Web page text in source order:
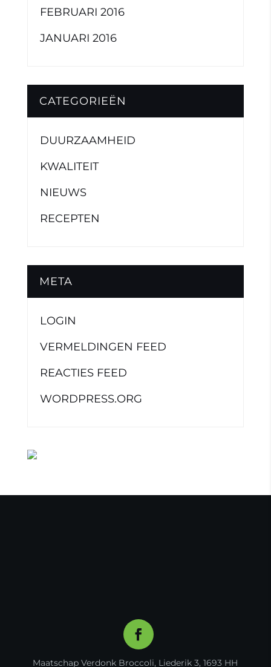
FEBRUARI 2016
JANUARI 2016
CATEGORIEËN
DUURZAAMHEID
KWALITEIT
NIEUWS
RECEPTEN
META
LOGIN
VERMELDINGEN FEED
REACTIES FEED
WORDPRESS.ORG
Maatschap Verdonk Broccoli, Liederik 3, 1693 HH